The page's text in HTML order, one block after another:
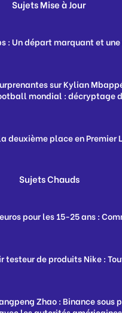
Sujets Mise à Jour
: Un départ marquant et
sur Kylian
mondial : décryptage
deuxième place en Premier
Sujets Chauds
pour les 15-25 ans :
testeur de produits Nike :
Zhao : Binance sous